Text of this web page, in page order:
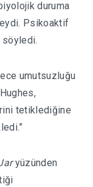
duruma
Psikoaktif
söyledi.
umutsuzluğu
tetiklediğine
yüzünden